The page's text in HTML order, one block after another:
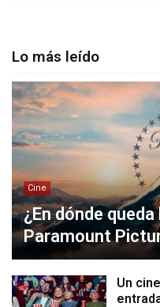
Lo más leído
Cine
¿En dónde
Paramount
Un